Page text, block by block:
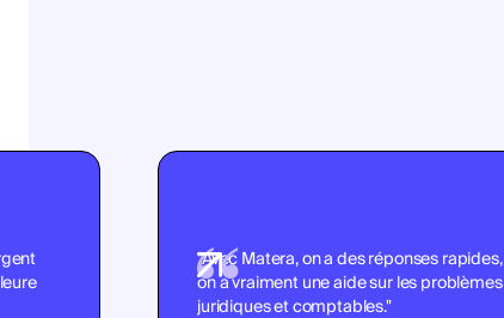
"Avec Matera, on a des réponses rapides,
on a vraiment une aide sur les problèmes
juridiques et comptables."